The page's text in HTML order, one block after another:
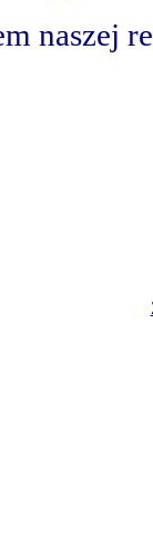
naszej